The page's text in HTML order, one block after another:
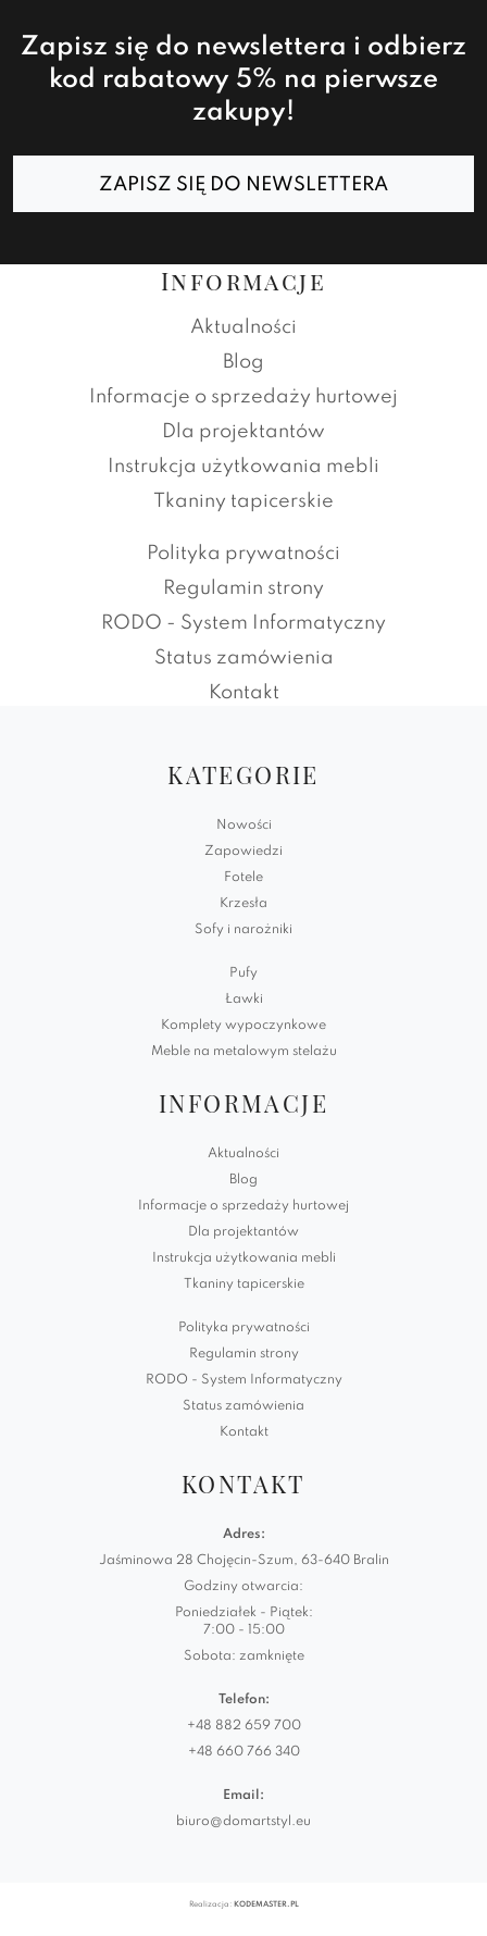
Zapisz się do newslettera i odbierz
kod rabatowy 5% na pierwsze
zakupy!
ZAPISZ SIĘ DO NEWSLETTERA
Informacje
Aktualności
Blog
Informacje o sprzedaży hurtowej
Dla projektantów
Instrukcja użytkowania mebli
Tkaniny tapicerskie
Polityka prywatności
Regulamin strony
RODO - System Informatyczny
Status zamówienia
Kontakt
KATEGORIE
Nowości
Zapowiedzi
Fotele
Krzesła
Sofy i narożniki
Pufy
Ławki
Komplety wypoczynkowe
Meble na metalowym stelażu
INFORMACJE
Aktualności
Blog
Informacje o sprzedaży hurtowej
Dla projektantów
Instrukcja użytkowania mebli
Tkaniny tapicerskie
Polityka prywatności
Regulamin strony
RODO - System Informatyczny
Status zamówienia
Kontakt
KONTAKT
Adres:
Jaśminowa 28 Chojęcin-Szum, 63-640 Bralin
Godziny otwarcia:
Poniedziałek - Piątek:
7:00 - 15:00
Sobota: zamknięte
Telefon:
+48 882 659 700
+48 660 766 340
Email:
biuro@domartstyl.eu
Realizacja: KODEMASTER.PL